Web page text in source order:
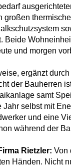
großen
Beide
und morgen
ergänzt
der Bauherren
samt
Jahr selbst mit
und eine
während der
Rietzler:Von
Händen. Nicht